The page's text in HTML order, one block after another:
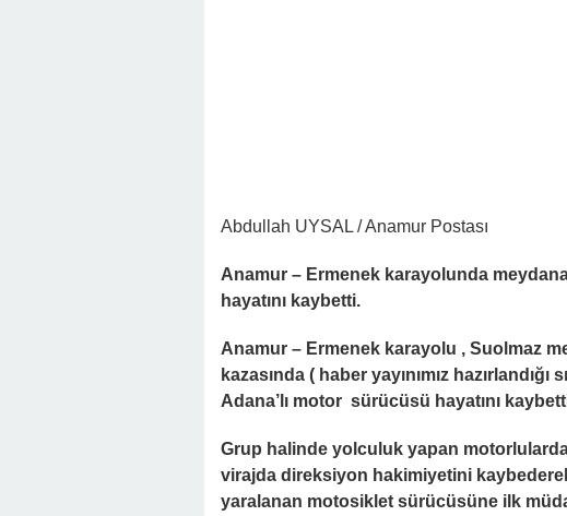
Abdullah UYSAL / Anamur Postası
Anamur – Ermenek karayolunda
hayatını kaybetti.
Anamur – Ermenek karayolu , Suolmaz
kazasında ( haber yayınımız
Adana’lı motor sürücüsü hayatını
Grup halinde yolculuk yapan
virajda direksiyon hakimiyetini
yaralanan motosiklet sürücüsüne ilk